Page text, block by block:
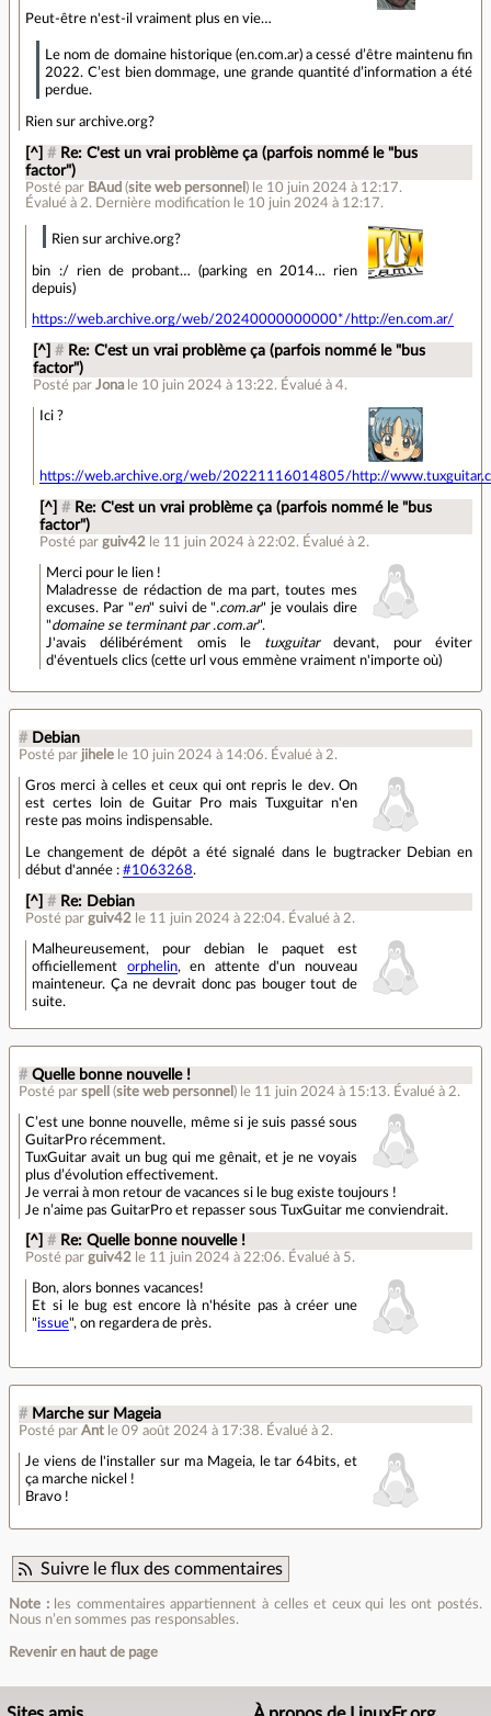
Peut-être n'est-il vraiment plus en vie…
Le nom de domaine historique (en.com.ar) a cessé d’être maintenu fin
2022. C’est bien dommage, une grande quantité d’information a été
perdue.
Rien sur archive.org?
[^] # Re: C'est un vrai problème ça (parfois nommé le "bus
factor")
Posté par BAud (site web personnel ) le 10 juin 2024 à 12:17.
Évalué à 2. Dernière modification le 10 juin 2024 à 12:17.
Rien sur archive.org?
bin :/ rien de probant… (parking en 2014… rien
depuis)
https://web.archive.org/web/20240000000000*/http://en.com.ar/
[^] # Re: C'est un vrai problème ça (parfois nommé le "bus
factor")
Posté par Jona le 10 juin 2024 à 13:22. Évalué à 4.
Ici ?
https://web.archive.org/web/20221116014805/http://
[^] # Re: C'est un vrai problème ça (parfois nommé le "bus
factor")
Posté parguiv42 le 11 juin 2024 à 22:02. Évalué à 2.
Merci pour le lien !
Maladresse de rédaction de ma part, toutes mes
excuses. Par "en" suivi de ".com.ar" je voulais dire
"domaine se terminant par .com.ar".
J'avais délibérément omis le tuxguitardevant, pour éviter
d'éventuels clics (cette url vous emmène vraiment n'importe où)
# Debian
Posté par jihele le 10 juin 2024 à 14:06. Évalué à 2.
Gros merci à celles et ceux qui ont repris le dev. On
est certes loin de Guitar Pro mais Tuxguitar n'en
reste pas moins indispensable.
Le changement de dépôt a été signalé dans le bugtracker Debian en
début d'année : #1063268.
[^] # Re: Debian
Posté parguiv42 le 11 juin 2024 à 22:04. Évalué à 2.
Malheureusement, pour debian le paquet est
officiellement orphelin, en attente d'un nouveau
mainteneur. Ça ne devrait donc pas bouger tout de
suite.
# Quelle bonne nouvelle !
Posté par spell (site web personnel ) le 11 juin 2024 à 15:13. Évalué à 2.
C’est une bonne nouvelle, même si je suis passé sous
GuitarPro récemment.
TuxGuitar avait un bug qui me gênait, et je ne voyais
plus d’évolution effectivement.
Je verrai à mon retour de vacances si le bug existe toujours !
Je n’aime pas GuitarPro et repasser sous TuxGuitar me conviendrait.
[^] # Re: Quelle bonne nouvelle !
Posté parguiv42 le 11 juin 2024 à 22:06. Évalué à 5.
Bon, alors bonnes vacances!
Et si le bug est encore là n'hésite pas à créer une
"issue", on regardera de près.
# Marche sur Mageia
Posté par Ant le 09 août 2024 à 17:38. Évalué à 2.
Je viens de l'installer sur ma Mageia, le tar 64bits, et
ça marche nickel !
Bravo !
Suivre le flux des commentaires
Note :les commentaires appartiennent à celles et ceux qui les ont postés.
Nous n’en sommes pas responsables.
Revenir en haut de page